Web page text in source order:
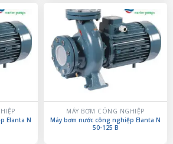
Elanta N
MÁY BƠM CÔNG NGHIỆP
Máy bơm nước công nghiệp Elanta N
50-125 B